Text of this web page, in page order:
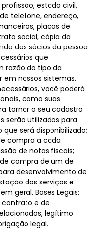
estado civil,
telefone, endereço,
placas de
social, cópia da
dos sócios da pessoa
que
razão do tipo da
em nossos sistemas.
você poderá
como suas
tornar o seu cadastro
serão utilizados para
será disponibilizado;
compra a cada
de notas fiscais;
compra de um de
desenvolvimento de
dos serviços e
geral. Bases Legais:
e de
legítimo
legal.